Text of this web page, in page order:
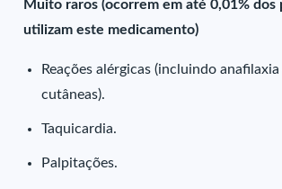
Muito raros (ocorrem em até 0,01% dos
utilizam este medicamento)
Reações alérgicas (incluindo
cutâneas).
Taquicardia.
Palpitações.